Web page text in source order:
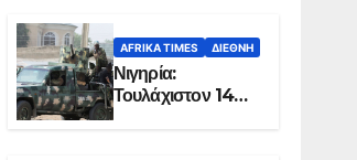
AFRIKA TIMES ΔΙΕΘΝΉ
Νιγηρία:
Τουλάχιστον 14
νεκροί από